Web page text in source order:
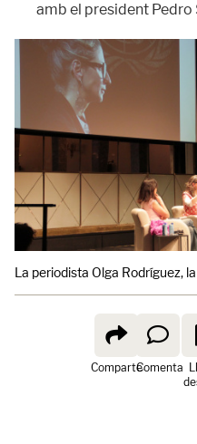
amb el president Pedro
La periodista Olga Rodríguez,
ComparteComenta